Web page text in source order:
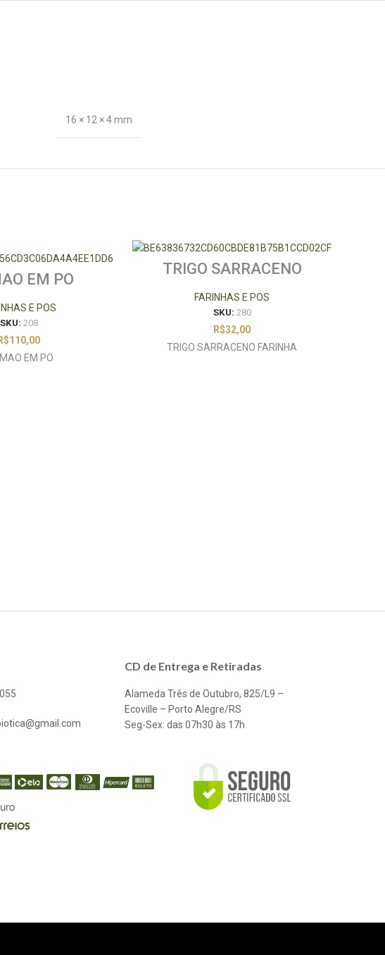
16 × 12 × 4 mm
EM PO
E POS
SKU: 208
R$110,00
EM PO
TRIGO SARRACENO
FARINHAS E POS
SKU: 280
R$32,00
TRIGO SARRACENO FARINHA
CD de Entrega e Retiradas
Alameda Três de Outubro, 825/L9 –
Ecoville – Porto Alegre/RS
Seg-Sex: das 07h30 às 17h